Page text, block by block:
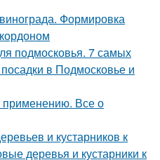
Формировка
подмосковья. 7 самых
в Подмосковье и
применению. Все о
и кустарников к
деревья и кустарники к